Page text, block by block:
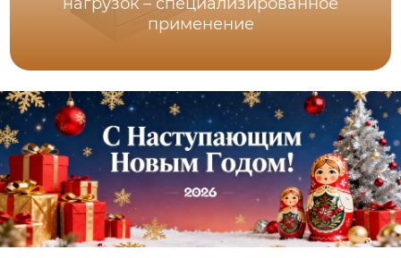
применение